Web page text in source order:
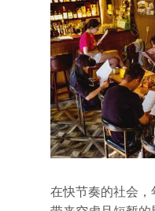
在快节奏的社会